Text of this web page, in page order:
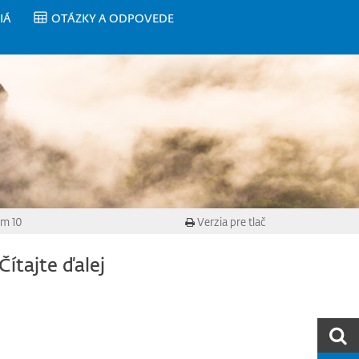
OTÁZKY A ODPOVEDE
10 Verzia pre tlač
ďalej